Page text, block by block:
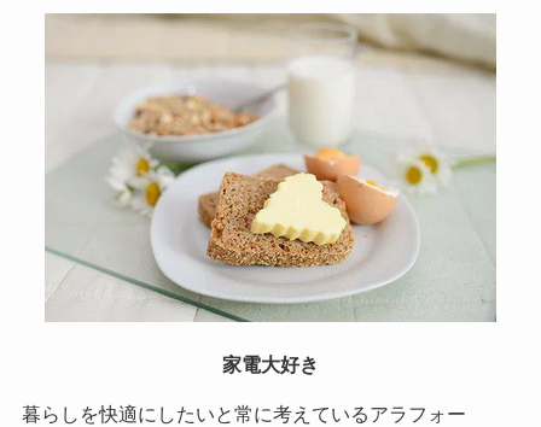
家電大好き
暮らしを快適にしたいと常に考えているアラフォー